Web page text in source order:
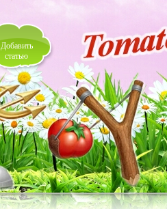
Добавить
статью